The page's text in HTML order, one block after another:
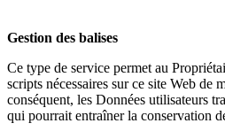
Gestion des balises
Ce type de service permet au
scripts nécessaires sur ce site Web de
conséquent, les Données utilisateurs
qui pourrait entraîner la conservation